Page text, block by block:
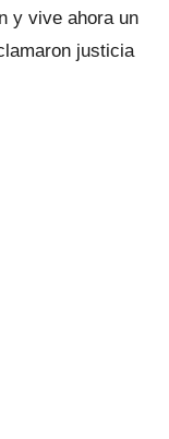
y vive ahora un
justicia